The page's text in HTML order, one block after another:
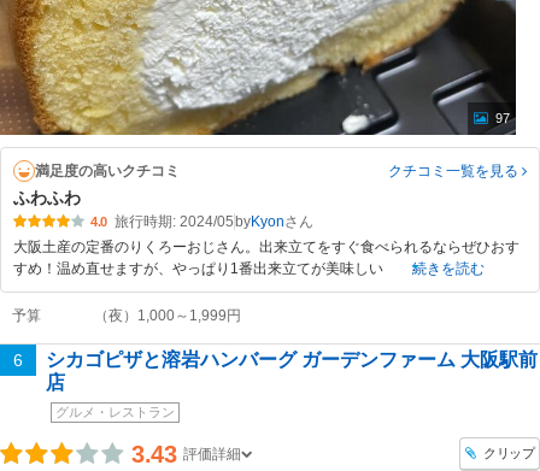
97
満足度の高いクチコミ クチコミ一覧を見る
ふわふわ
4.0 旅行時期: 2024/05 byKyon
大阪土産の定番のりくろーおじさん。出来立てをすぐ食べられるならぜひおす
すめ！温め直せますが、やっぱり1番出来立てが美味しい
続きを読む
予算 （夜）1,000～1,999円
6
シカゴピザと溶岩ハンバーグ ガーデンファーム 大阪駅前
店
グルメ・レストラン
3.43 評価詳細 クリップ